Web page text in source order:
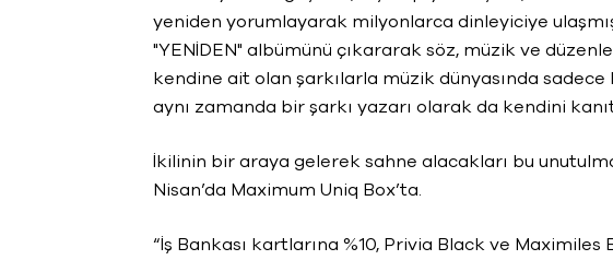
yeniden yorumlayarak milyonlarca dinleyiciye
"YENİDEN" albümünü çıkararak söz, müzik ve
kendine ait olan şarkılarla müzik dünyasında
aynı zamanda bir şarkı yazarı olarak da kendini
İkilinin bir araya gelerek sahne alacakları bu
Nisan’da Maximum Uniq Box’ta.
“İş Bankası kartlarına %10, Privia Black ve Maximiles